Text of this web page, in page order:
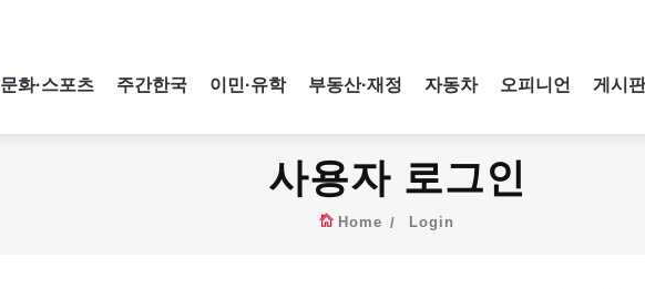
문화·스포츠 주간한국 이민·유학 부동산·재정 자동차 오피니언 게시판
사용자 로그인
Home Login